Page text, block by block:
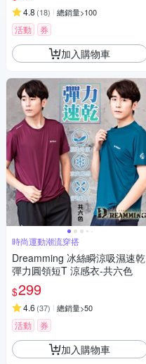
4.8 (18) 總銷量>100
活動 券
加入購物車
時尚運動潮流穿搭
Dreamming 冰絲瞬涼吸濕速乾
彈力圓領短T 涼感衣-共六色
$299
4.6 (37) 總銷量>50
活動 券
加入購物車